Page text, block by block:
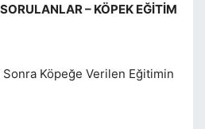
– KÖPEK EĞİTİM
Köpeğe Verilen Eğitimin